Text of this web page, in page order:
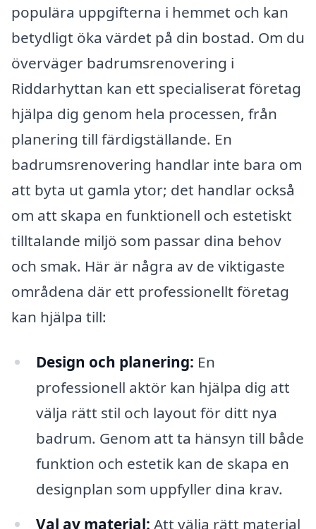
populära uppgifterna i hemmet och kan
betydligt öka värdet på din bostad. Om du
överväger badrumsrenovering i
Riddarhyttan kan ett specialiserat företag
hjälpa dig genom hela processen, från
planering till färdigställande. En
badrumsrenovering handlar inte bara om
att byta ut gamla ytor; det handlar också
om att skapa en funktionell och estetiskt
tilltalande miljö som passar dina behov
och smak. Här är några av de viktigaste
områdena där ett professionellt företag
kan hjälpa till:
Design och planering: En
professionell aktör kan hjälpa dig att
välja rätt stil och layout för ditt nya
badrum. Genom att ta hänsyn till både
funktion och estetik kan de skapa en
designplan som uppfyller dina krav.
Val av material: Att välja rätt material